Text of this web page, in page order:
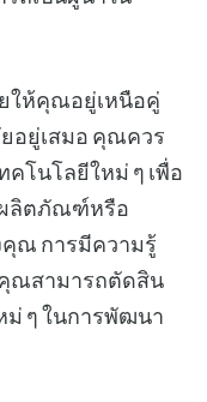
ให้คุณอยู่เหนือคู่
อยู่เสมอ คุณควร
โนโลยีใหม่ ๆ เพื่อ
ผลิตภัณฑ์หรือ
ณ การมีความรู้
คุณสามารถตัดสิน
ๆ ในการพัฒนา